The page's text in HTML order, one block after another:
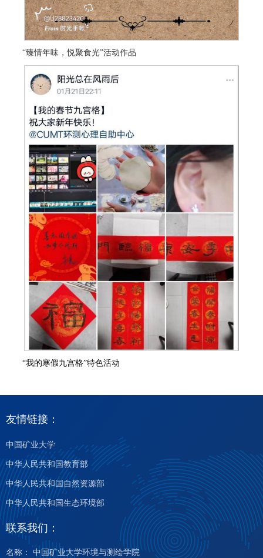
“臻情年味，悦聚食光”活动作品
“我的寒假九宫格”特色活动
友情链接：
中国矿业大学
中华人民共和国教育部
中华人民共和国自然资源部
中华人民共和国生态环境部
联系我们：
名称： 中国矿业大学环境与测绘学院